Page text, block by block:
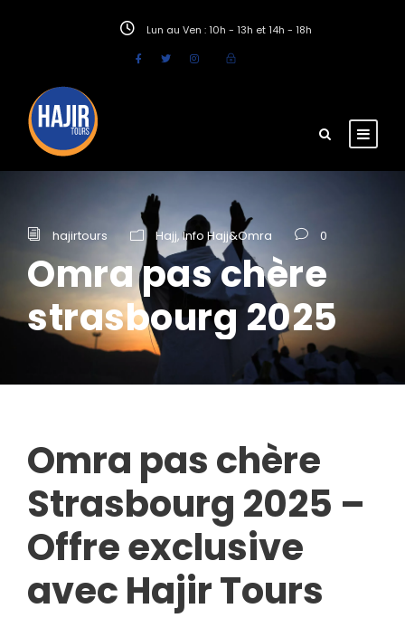
Lun au Ven : 10h - 13h et 14h - 18h
hajirtours Hajj,Info Hajj&Omra 0
Omra pas chère
strasbourg 2025
Omra pas chère
Strasbourg 2025 –
Offre exclusive
avec Hajir Tours